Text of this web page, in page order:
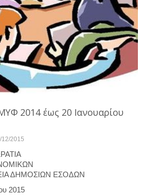
2014 έως 20 Ιανουαρίου
12/2015
ΔΗΜΟΣΙΩΝ ΕΣΟΔΩΝ
2015